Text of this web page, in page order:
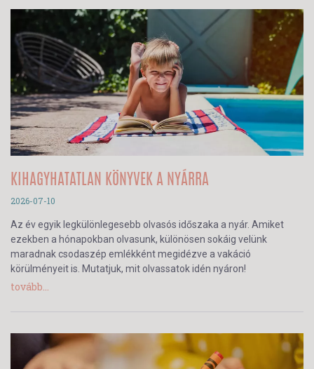
KIHAGYHATATLAN KÖNYVEK A NYÁRRA
2026-07-10
Az év egyik legkülönlegesebb olvasós időszaka a nyár. Amiket
ezekben a hónapokban olvasunk, különösen sokáig velünk
maradnak csodaszép emlékként megidézve a vakáció
körülményeit is. Mutatjuk, mit olvassatok idén nyáron!
tovább...